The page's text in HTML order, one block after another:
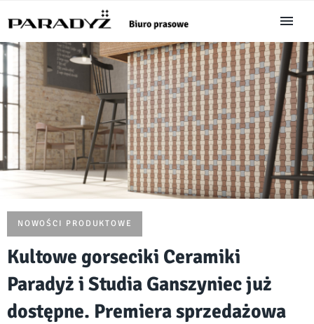
NOWOŚCI PRODUKTOWE
Kultowe gorseciki Ceramiki
Paradyż i Studia Ganszyniec już
dostępne. Premiera sprzedażowa